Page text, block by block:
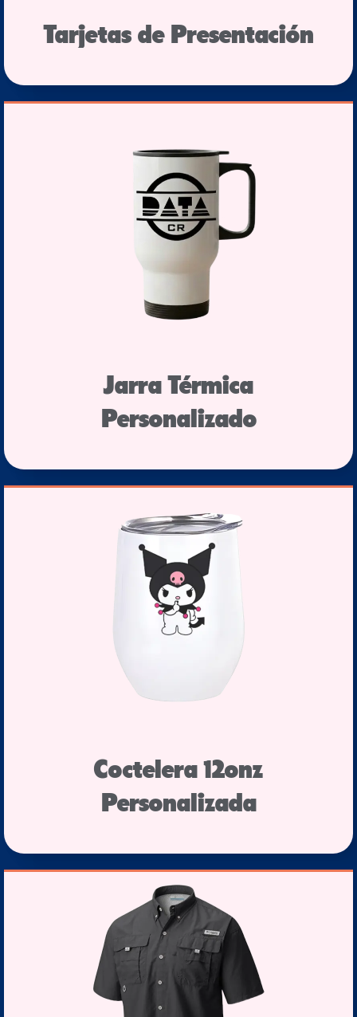
Tarjetas de Presentación
Jarra Térmica
Personalizado
Coctelera 12onz
Personalizada